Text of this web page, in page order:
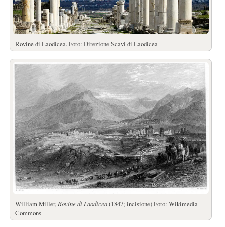
Rovine di Laodicea. Foto: Direzione Scavi di Laodicea
William Miller, Rovine di Laodicea(1847; incisione) Foto: Wikimedia
Commons